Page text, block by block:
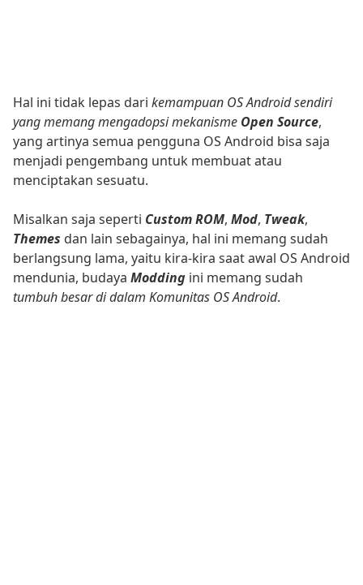
Hal ini tidak lepas dari kemampuan OS Android sendiri
yang memang mengadopsi mekanisme Open Source,
yang artinya semua pengguna OS Android bisa saja
menjadi pengembang untuk membuat atau
menciptakan sesuatu.
Misalkan saja seperti Custom ROM, Mod, Tweak,
Themes dan lain sebagainya, hal ini memang sudah
berlangsung lama, yaitu kira-kira saat awal OS Android
mendunia, budaya Modding ini memang sudah
tumbuh besar di dalam Komunitas OS Android.